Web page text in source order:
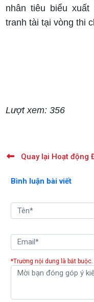
nhân tiêu biểu
tranh tài tại vòng thi
Lượt xem: 356
Quay lại Hoạt động
Bình luận bài viết
*Trường nội dung là bắt buộc.